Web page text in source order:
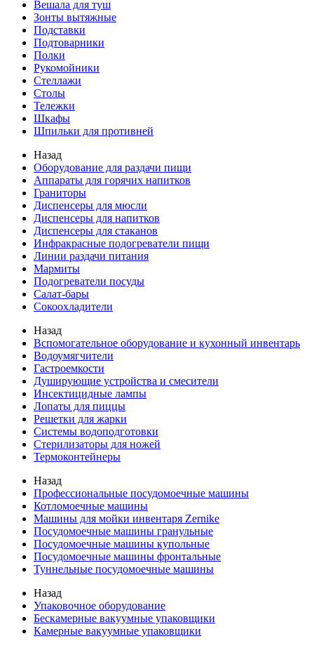
Вешала для туш
Зонты вытяжные
Подставки
Подтоварники
Полки
Рукомойники
Стеллажи
Столы
Тележки
Шкафы
Шпильки для противней
Назад
Оборудование для раздачи пищи
Аппараты для горячих напитков
Граниторы
Диспенсеры для мюсли
Диспенсеры для напитков
Диспенсеры для стаканов
Инфракрасные подогреватели пищи
Линии раздачи питания
Мармиты
Подогреватели посуды
Салат-бары
Сокоохладители
Назад
Вспомогательное оборудование и кухонный инвентарь
Водоумягчители
Гастроемкости
Душирующие устройства и смесители
Инсектицидные лампы
Лопаты для пиццы
Решетки для жарки
Системы водоподготовки
Стерилизаторы для ножей
Термоконтейнеры
Назад
Профессиональные посудомоечные машины
Котломоечные машины
Машины для мойки инвентаря Zernike
Посудомоечные машины гранульные
Посудомоечные машины купольные
Посудомоечные машины фронтальные
Туннельные посудомоечные машины
Назад
Упаковочное оборудование
Бескамерные вакуумные упаковщики
Камерные вакуумные упаковщики